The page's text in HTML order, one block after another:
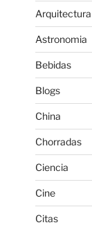
Arquitectura
Astronomia
Bebidas
Blogs
China
Chorradas
Ciencia
Cine
Citas